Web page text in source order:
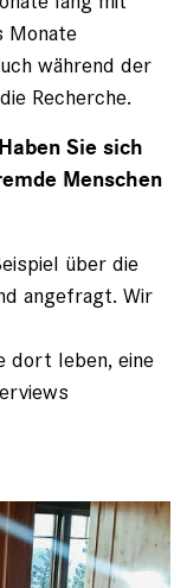
Monate
während der
Recherche.
Sie sich
Menschen
über die
angefragt. Wir
dort leben, eine